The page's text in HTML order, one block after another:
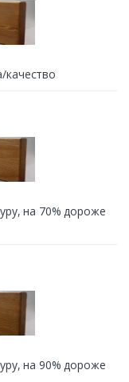
качество
на 70% дороже
на 90% дороже